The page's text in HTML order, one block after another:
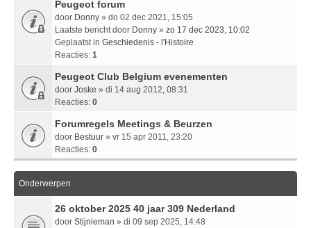
Peugeot forum
door Donny » do 02 dec 2021, 15:05
Laatste bericht door Donny » zo 17 dec 2023, 10:02
Geplaatst in Geschiedenis - l'Histoire
Reacties: 1
Peugeot Club Belgium evenementen
door Joske » di 14 aug 2012, 08:31
Reacties: 0
Forumregels Meetings & Beurzen
door Bestuur » vr 15 apr 2011, 23:20
Reacties: 0
Onderwerpen
26 oktober 2025 40 jaar 309 Nederland
door Stijnieman » di 09 sep 2025, 14:48